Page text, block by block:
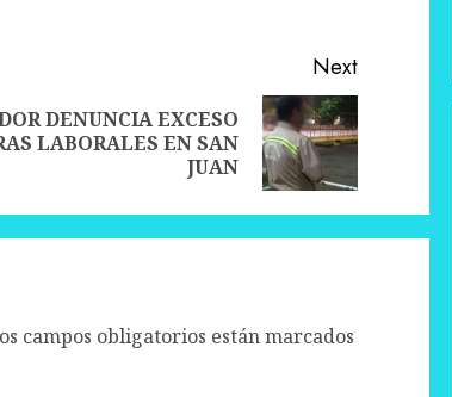
Next
DENUNCIA EXCESO
LABORALES EN SAN
JUAN
campos obligatorios están marcados